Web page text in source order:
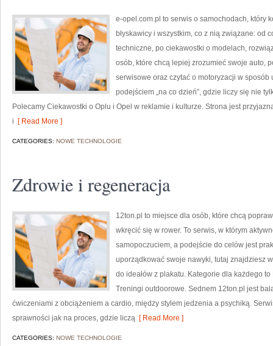
e-opel.com.pl to serwis o samochodach, który
błyskawicy i wszystkim, co z nią związane: od
techniczne, po ciekawostki o modelach,
osób, które chcą lepiej zrozumieć swoje auto,
serwisowe oraz czytać o motoryzacji w sposób
podejściem „na co dzień”, gdzie liczy się nie
Polecamy Ciekawostki o Oplu i Opel w reklamie i kulturze. Strona jest
i [ Read More ]
CATEGORIES: NOWE TECHNOLOGIE
Zdrowie i regeneracja
12ton.pl to miejsce dla osób, które chcą
wkręcić się w rower. To serwis, w którym
samopoczuciem, a podejście do celów jest
uporządkować swoje nawyki, tutaj znajdziesz
do ideałów z plakatu. Kategorie dla każdego
Treningi outdoorowe. Sednem 12ton.pl jest
ćwiczeniami z obciążeniem a cardio, między stylem jedzenia a psychiką.
sprawności jak na proces, gdzie liczą [ Read More ]
CATEGORIES: NOWE TECHNOLOGIE